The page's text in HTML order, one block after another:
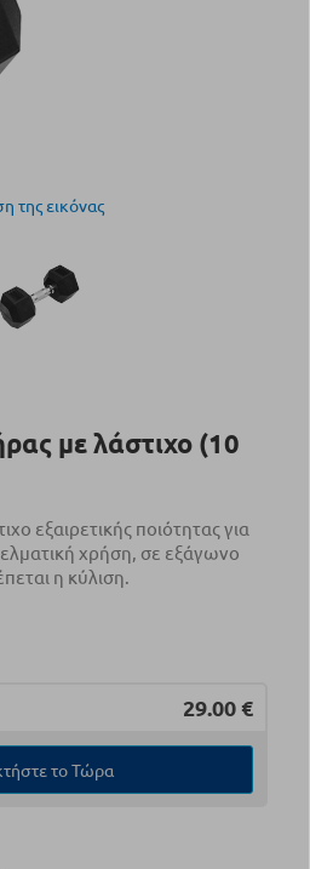
της εικόνας
με λάστιχο (10
εξαιρετικής ποιότητας για
χρήση, σε εξάγωνο
η κύλιση.
29.00 €
το Τώρα